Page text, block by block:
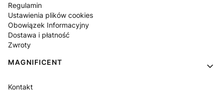
Regulamin
Ustawienia plików cookies
Obowiązek Informacyjny
Dostawa i płatność
Zwroty
MAGNIFICENT
Kontakt